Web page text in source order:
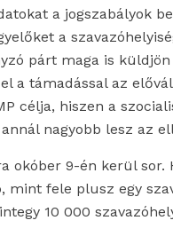
a jogszabályok
a
párt maga is
a támadással az
célja, hiszen a
nagyobb lesz az
okóber 9-én kerül
mint fele plusz egy
10 000